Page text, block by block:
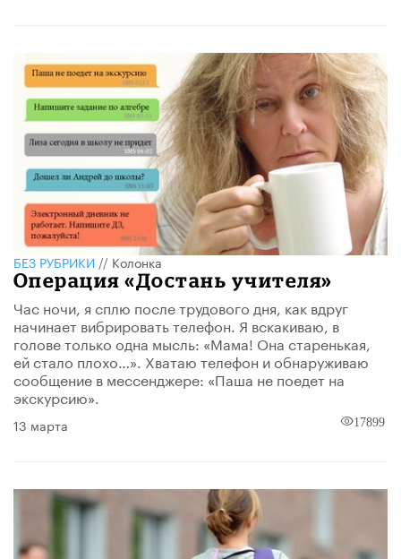
БЕЗ РУБРИКИ // Колонка
Операция «Достань учителя»
Час ночи, я сплю после трудового дня, как вдруг
начинает вибрировать телефон. Я вскакиваю, в
голове только одна мысль: «Мама! Она старенькая,
ей стало плохо…». Хватаю телефон и обнаруживаю
сообщение в мессенджере: «Паша не поедет на
экскурсию».
13 марта 17899